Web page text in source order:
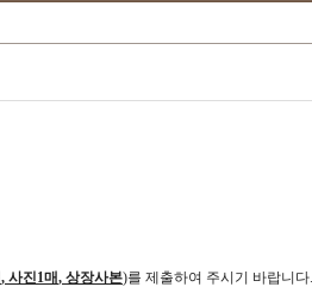
, 사진1매, 상장사본)를 제출하여 주시기 바랍니다.